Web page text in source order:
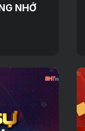
NHỚ